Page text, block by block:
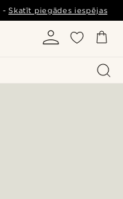
-Skatīt piegādes iespējas